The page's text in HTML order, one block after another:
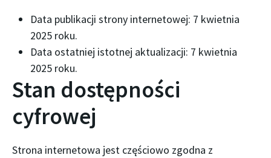
Data publikacji strony internetowej: 7 kwietnia
2025 roku.
Data ostatniej istotnej aktualizacji: 7 kwietnia
2025 roku.
Stan dostępności
cyfrowej
Strona internetowa jest częściowo zgodna z